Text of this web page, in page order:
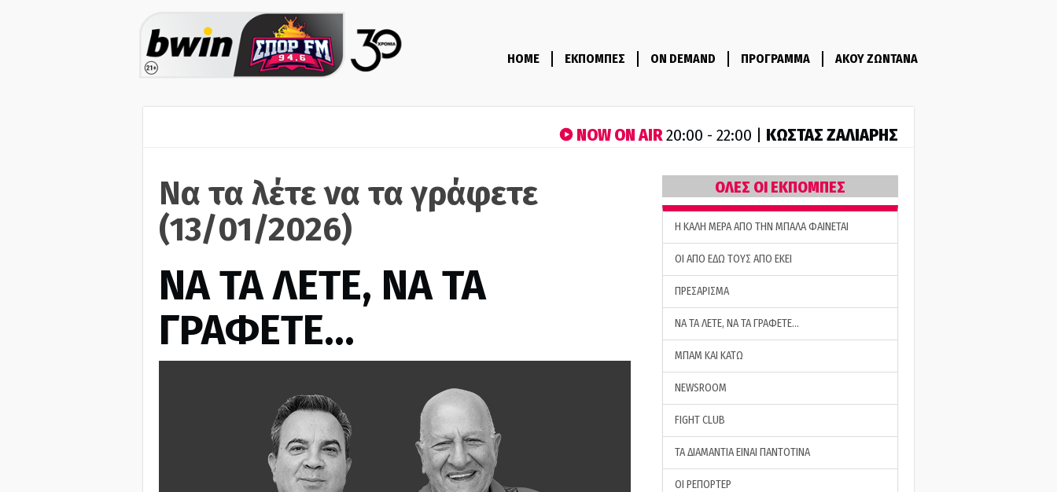
HOME ΕΚΠΟΜΠΕΣ ON DEMAND ΠΡΟΓΡΑΜΜΑ ΑΚΟΥ ΖΩΝΤΑΝΑ
NOW ON AIR20:00 - 22:00 | ΚΩΣΤΑΣ ΖΑΛΙΑΡΗΣ
Να τα λέτε να τα γράφετε
(13/01/2026)
ΝΑ ΤΑ ΛΕΤΕ, ΝΑ ΤΑ
ΓΡΑΦΕΤΕ…
ΟΛΕΣ ΟΙ ΕΚΠΟΜΠΕΣ
H ΚΑΛΗ ΜΕΡΑ ΑΠΟ ΤΗΝ ΜΠΑΛΑ ΦΑΙΝΕΤΑΙ
ΟΙ ΑΠΟ ΕΔΩ ΤΟΥΣ ΑΠΟ ΕΚΕΙ
ΠΡΕΣΑΡΙΣΜΑ
ΝΑ ΤΑ ΛΕΤΕ, ΝΑ ΤΑ ΓΡΑΦΕΤΕ…
ΜΠΑΜ ΚΑΙ ΚΑΤΩ
NEWSROOM
FIGHT CLUB
ΤΑ ΔΙΑΜΑΝΤΙΑ ΕΙΝΑΙ ΠΑΝΤΟΤΙΝΑ
ΟΙ ΡΕΠΟΡΤΕΡ